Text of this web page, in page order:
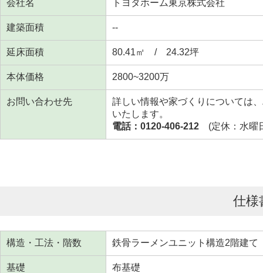
会社名 トヨタホーム東京株式会社
建築面積 --
延床面積 80.41㎡ / 24.32坪
本体価格 2800~3200万
お問い合わせ先
詳しい情報や家づくりについては
いたします。
電話：0120-406-212 (定休：水曜
仕様
構造・工法・階数 鉄骨ラーメンユニット構造2階建て
基礎 布基礎